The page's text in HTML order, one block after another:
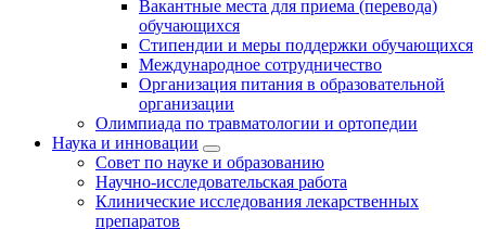
Вакантные места для приема (перевода)
обучающихся
Стипендии и меры поддержки обучающихся
Международное сотрудничество
Организация питания в образовательной
организации
Олимпиада по травматологии и ортопедии
Наука и инновации
Совет по науке и образованию
Научно-исследовательская работа
Клинические исследования лекарственных
препаратов